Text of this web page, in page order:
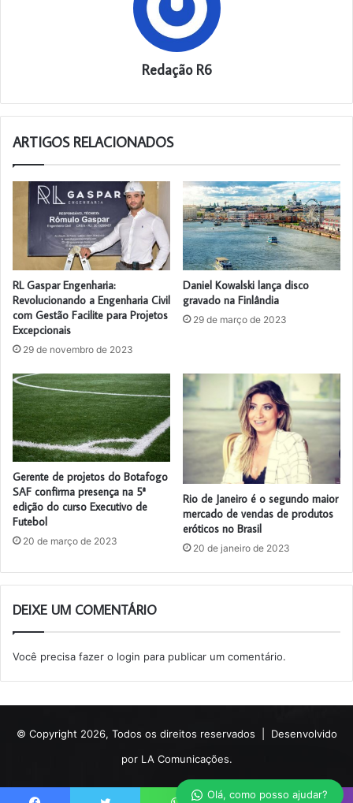
Redação R6
ARTIGOS RELACIONADOS
RL Gaspar Engenharia:
Revolucionando a Engenharia Civil
com Gestão Facilite para Projetos
Excepcionais
29 de novembro de 2023
Daniel Kowalski lança disco
gravado na Finlândia
29 de março de 2023
Gerente de projetos do Botafogo
SAF confirma presença na 5ª
edição do curso Executivo de
Futebol
20 de março de 2023
Rio de Janeiro é o segundo maior
mercado de vendas de produtos
eróticos no Brasil
20 de janeiro de 2023
DEIXE UM COMENTÁRIO
Você precisa fazer o login para publicar um comentário.
© Copyright 2026, Todos os direitos reservados | Desenvolvido
por LA Comunicações.
Olá, como posso ajudar?